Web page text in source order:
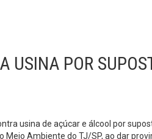
USINA POR
usina de açúcar e álcool por
Meio Ambiente do TJ/SP, ao dar